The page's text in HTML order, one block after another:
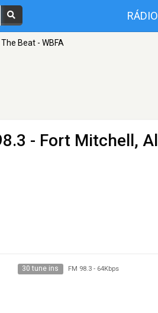
RÁDIO
Beat - WBFA
- Fort Mitchell, Al
30 tune ins FM 98.3- 64Kbps